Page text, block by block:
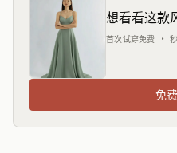
想看看这款
首次试穿免费 •
免